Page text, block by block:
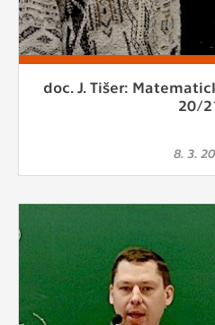
doc. J. Tišer:
20/
8. 3.